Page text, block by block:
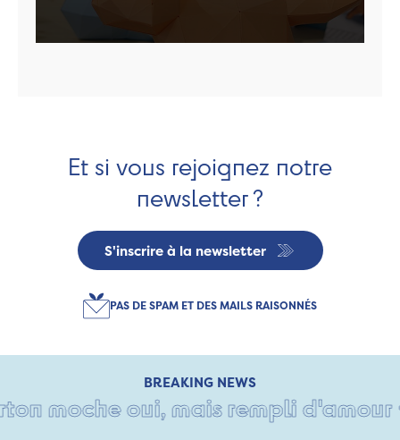
Et si vous rejoignez notre
newsletter ?
S'inscrire à la newsletter
PAS DE SPAM ET DES MAILS RAISONNÉS
BREAKING NEWS
moche oui, mais rempli d'amour •